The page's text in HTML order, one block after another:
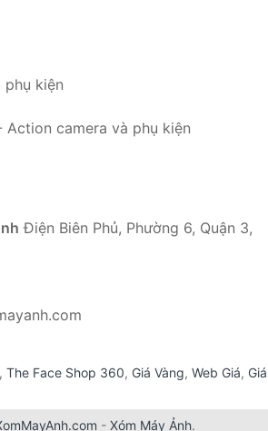
phụ kiện
Action camera và phụ kiện
Điện Biên Phủ, Phường 6, Quận 3,
, The Face Shop 360, Giá Vàng, Web Giá, Giá
- Xóm Máy Ảnh.